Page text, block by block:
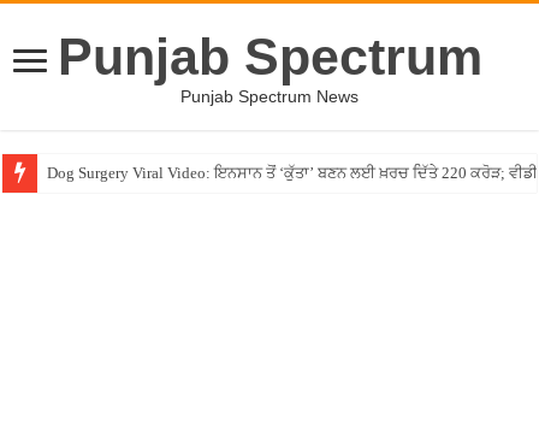
Punjab Spectrum
Punjab Spectrum News
Dog Surgery Viral Video: ਇਨਸਾਨ ਤੋਂ ‘ਕੁੱਤਾ’ ਬਣਨ ਲਈ ਖ਼ਰਚ ਦਿੱਤੇ 220 ਕਰੋੜ;